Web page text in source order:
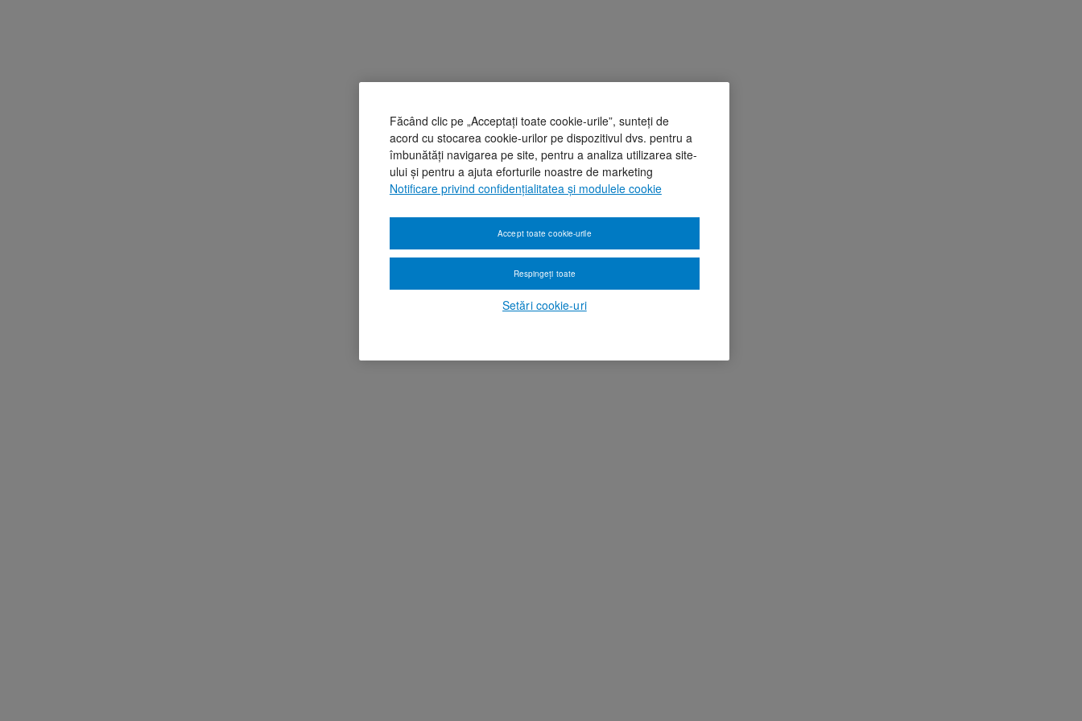
Făcând clic pe „Acceptați toate cookie-urile”, sunteți de
acord cu stocarea cookie-urilor pe dispozitivul dvs. pentru a
îmbunătăți navigarea pe site, pentru a analiza utilizarea site-
ului și pentru a ajuta eforturile noastre de marketing
Notificare privind confidențialitatea și modulele cookie
Setări cookie-uri
Respingeți toate
Accept toate cookie-urile